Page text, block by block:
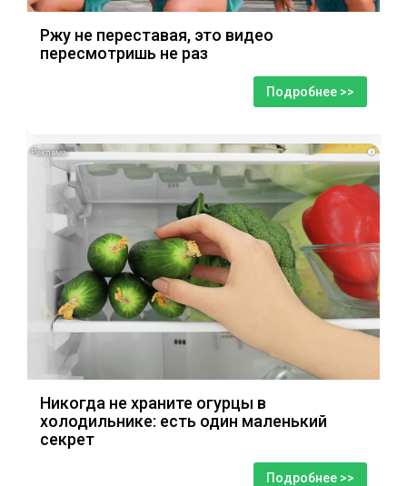
Ржу не переставая, это видео
пересмотришь не раз
Подробнее >>
i
Никогда не храните огурцы в
холодильнике: есть один маленький
секрет
Подробнее >>